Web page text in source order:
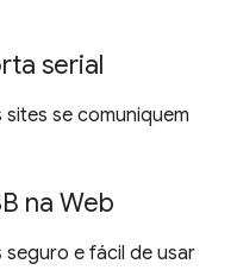
serial
sites se comuniquem
na Web
seguro e fácil de usar